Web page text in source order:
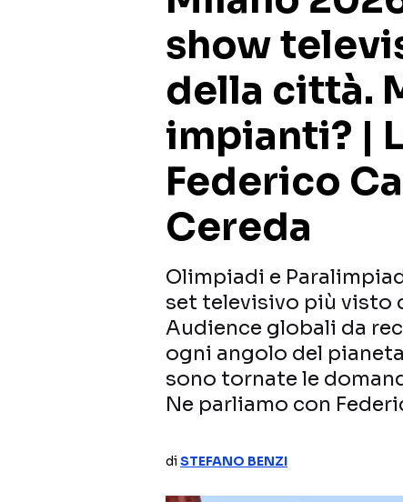
show
della città.
impianti? |
Federico
Cereda
Olimpiadi e
set televisivo più visto
Audience globali da
ogni angolo del
sono tornate le
Ne parliamo con
diSTEFANO BENZI